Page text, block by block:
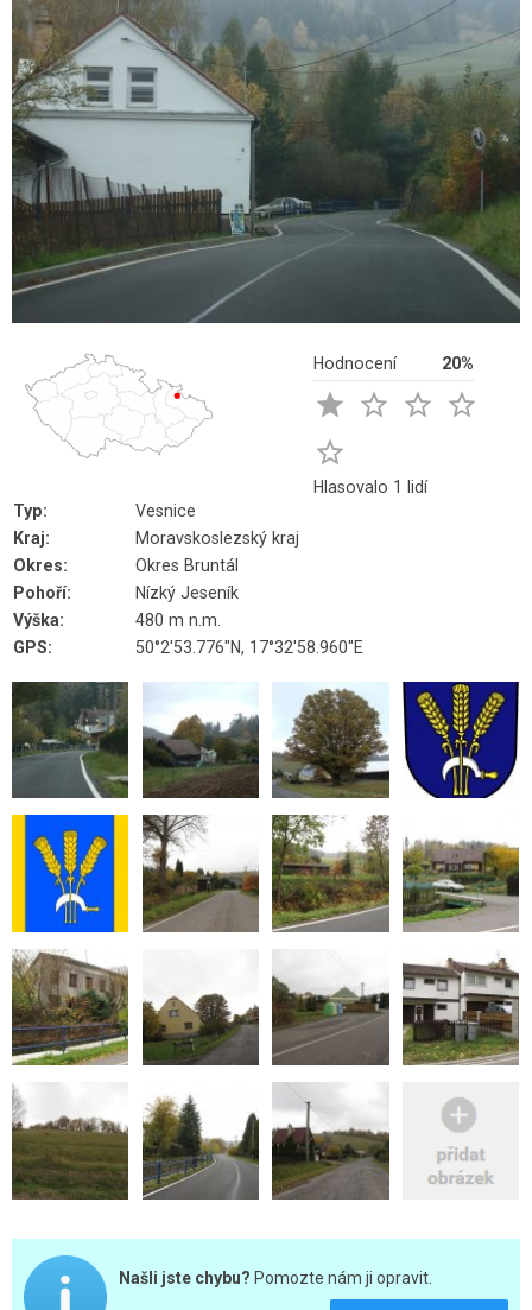
Hodnocení 20%
   

Hlasovalo 1 lidí
Typ:
Vesnice
Kraj:
Moravskoslezský kraj
Okres:
Okres Bruntál
Pohoří:
Nízký Jeseník
Výška:
480 m n.m.
GPS:
50°2'53.776"N, 17°32'58.960"E
Našli jste chybu? Pomozte nám ji opravit.